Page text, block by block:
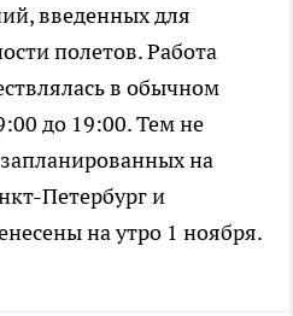
введенных для
полетов. Работа
в обычном
до 19:00. Тем не
на
Петербург и
на утро 1 ноября.